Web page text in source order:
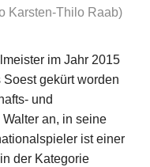
Karsten-Thilo Raab)
im Jahr 2015
Soest gekürt worden
und
an, in seine
ist einer
der Kategorie